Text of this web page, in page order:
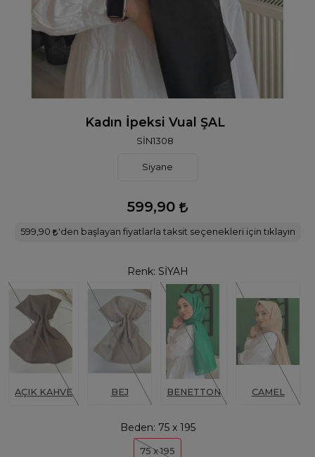
Kadın İpeksi Vual ŞAL
SİN1308
Siyane
599,90
599,90 'den başlayan fiyatlarla taksit seçenekleri için tıklayın
Renk: SİYAH
AÇIK KAHVE BEJ BENETTON CAMEL
Beden: 75 x 195
75 x 195